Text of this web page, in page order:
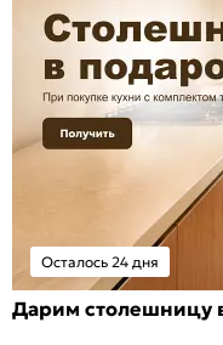
Осталось 24 дня
Дарим столешницу